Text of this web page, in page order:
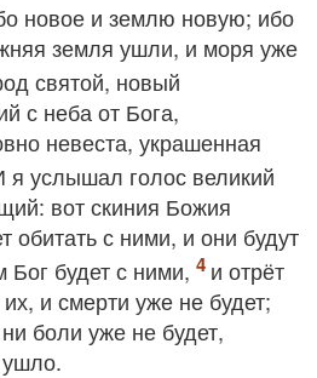
новое и землю новую; ибо
земля ушли, и моря уже
святой, новый
с неба от Бога,
невеста, украшенная
я услышал голос великий
вот скиния Божия
с ними, и они будут
будет с ними,
и отрёт
и смерти уже не будет;
боли уже не будет,